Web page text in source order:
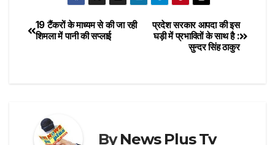
प्रदेश सरकार आपदा की इस
घड़ी में प्रभावितों के साथ है :
सुन्दर सिंह ठाकुर
19 टैंकरों के माध्यम से की जा रही
शिमला में पानी की सप्लाई
ByNews Plus Tv